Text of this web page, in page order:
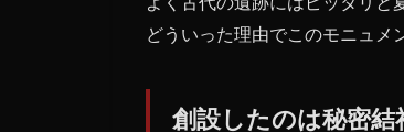
どういった理由でこのモニュメ
創設したのは秘密結